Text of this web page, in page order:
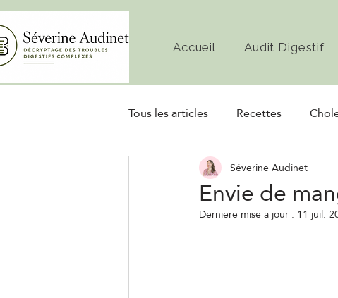
Accueil Audit Digestif
Tous les articles Recettes
Microbiote
Envie de
Séverine Audinet
Dernière mise à jour : 11 juil.